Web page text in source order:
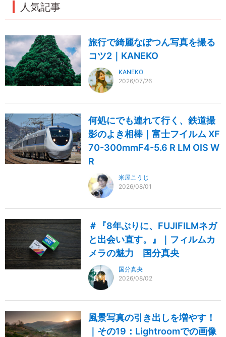
人気記事
旅行で綺麗なぽつん写真を撮る
コツ2｜KANEKO
KANEKO
2026/07/26
何処にでも連れて行く、鉄道撮
影のよき相棒｜富士フイルム XF
70-300mmF4-5.6 R LM OIS W
R
米屋こうじ
2026/08/01
＃『8年ぶりに、FUJIFILMネガ
と出会い直す。』｜フィルムカ
メラの魅力 国分真央
国分真央
2026/08/02
風景写真の引き出しを増やす！
｜その19：Lightroomでの画像